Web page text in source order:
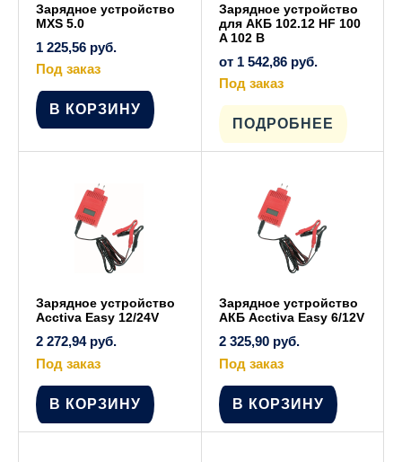
Зарядное устройство
MXS 5.0
1 225,56 руб.
Под заказ
В КОРЗИНУ
Зарядное устройство
для АКБ 102.12 HF 100
A 102 В
от 1 542,86 руб.
Под заказ
ПОДРОБНЕЕ
несколько
Зарядное устройство
Acctiva Easy 12/24V
2 272,94 руб.
Под заказ
В КОРЗИНУ
Зарядное устройство
АКБ Acctiva Easy 6/12V
2 325,90 руб.
Под заказ
В КОРЗИНУ